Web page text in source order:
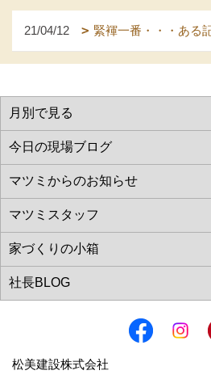
21/04/12 緊褌一番・・・ある
松美建設株式会社